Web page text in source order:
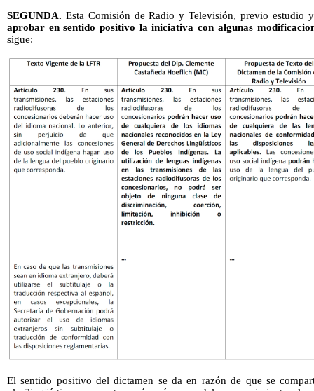
SEGUNDA. Esta Comisión de Radio y Televisión, previo estudio
aprobar en sentido positivo la iniciativa con algunas
sigue:
El sentido positivo del dictamen se da en razón de que se